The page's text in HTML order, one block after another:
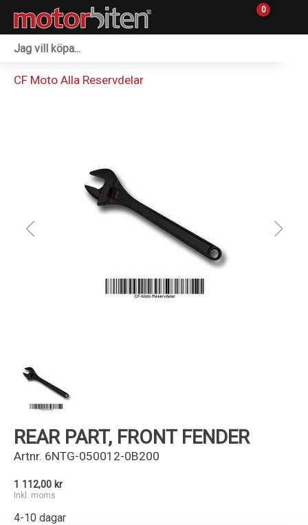
0
Reservdelar
Sprängskisser
CF Moto Alla Reservdelar
REAR PART, FRONT FENDER
Artnr. 6NTG-050012-0B200
1 112,00 kr
Inkl. moms
4-10 dagar